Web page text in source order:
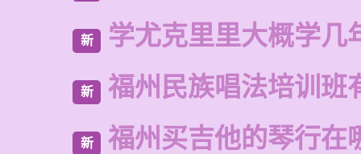
新 学尤克里里大概学几
新 福州民族唱法培训班
新 福州买吉他的琴行在